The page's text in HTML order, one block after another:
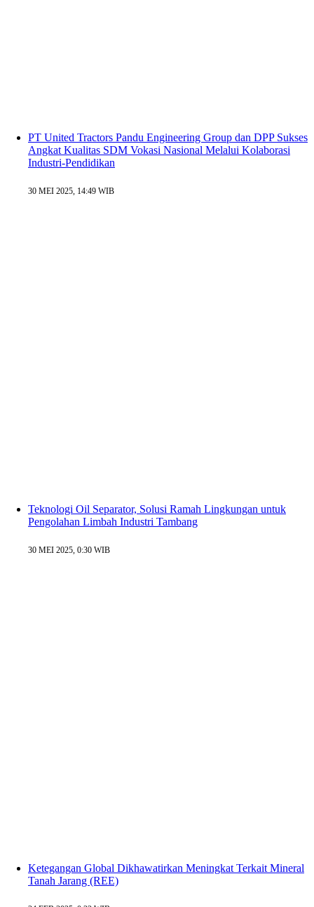
PT United Tractors Pandu Engineering Group dan DPP Sukses
Angkat Kualitas SDM Vokasi Nasional Melalui Kolaborasi
Industri-Pendidikan
30 MEI 2025, 14:49 WIB
Teknologi Oil Separator, Solusi Ramah Lingkungan untuk
Pengolahan Limbah Industri Tambang
30 MEI 2025, 0:30 WIB
Ketegangan Global Dikhawatirkan Meningkat Terkait Mineral
Tanah Jarang (REE)